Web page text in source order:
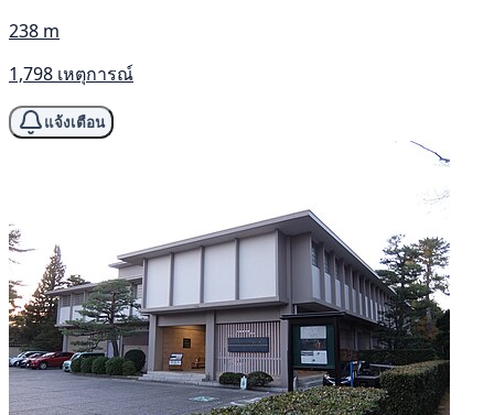
238 m
1,798 เหตุการณ์
แจ้งเตือน